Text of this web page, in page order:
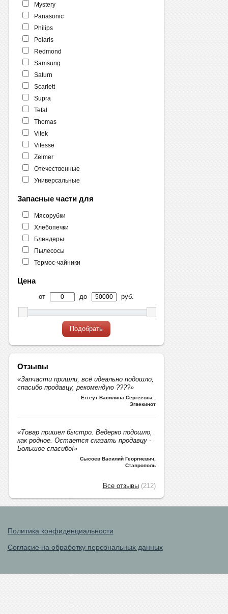
Mystery
Panasonic
Philips
Polaris
Redmond
Samsung
Saturn
Scarlett
Supra
Tefal
Thomas
Vitek
Vitesse
Zelmer
Отечественные
Универсальные
Запасные части для
Мясорубки
Хлебопечки
Блендеры
Пылесосы
Термос-чайники
Цена
от до руб.
Подобрать
Отзывы
«Запчасти пришли, всё идеально подошло,
спасибо продавцу, рекомендую ????»
Етгеут Василина Сергеевна
Эгвекинот
«Товар пришел быстро. Ведерко подошло,
как родное. Остается сказать продавцу -
Большое спасибо!»
Сысоев Василий Георгиевич,
Ставрополь
Все отзывы(212)
Политика конфиденциальности
Согласие на обработку персональных данных